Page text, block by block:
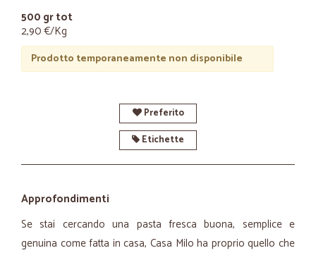
500 gr tot
2,90 €/Kg
Prodotto temporaneamente non disponibile
Preferito
Etichette
Approfondimenti
Se stai cercando una pasta fresca buona, semplice e
genuina come fatta in casa, Casa Milo ha proprio quello che